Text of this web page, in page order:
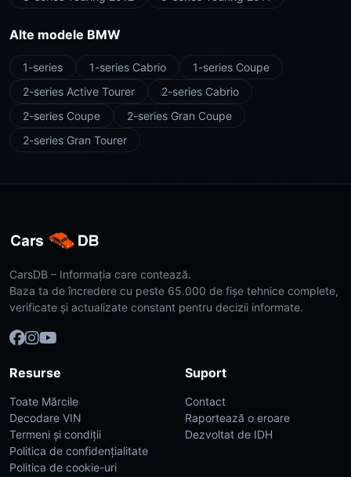
Alte modele BMW
1-series 1-series Cabrio
1-series Coupe
2-series Active Tourer
2-series Cabrio
2-series Coupe
2-series Gran Coupe
2-series Gran Tourer
CarsDB – Informația care contează.
Baza ta de încredere cu peste 65.000 de fișe tehnice complete,
verificate și actualizate constant pentru decizii informate.
Resurse
Toate Mărcile
Decodare VIN
Termeni și condiții
Politica de confidențialitate
Politica de cookie-uri
Suport
Contact
Raportează o eroare
Dezvoltat de IDH